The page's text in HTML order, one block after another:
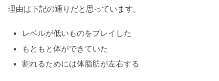
理由は下記の通りだと思っています。
レベルが低いものをプレイした
もともと体ができていた
割れるためには体脂肪が左右する